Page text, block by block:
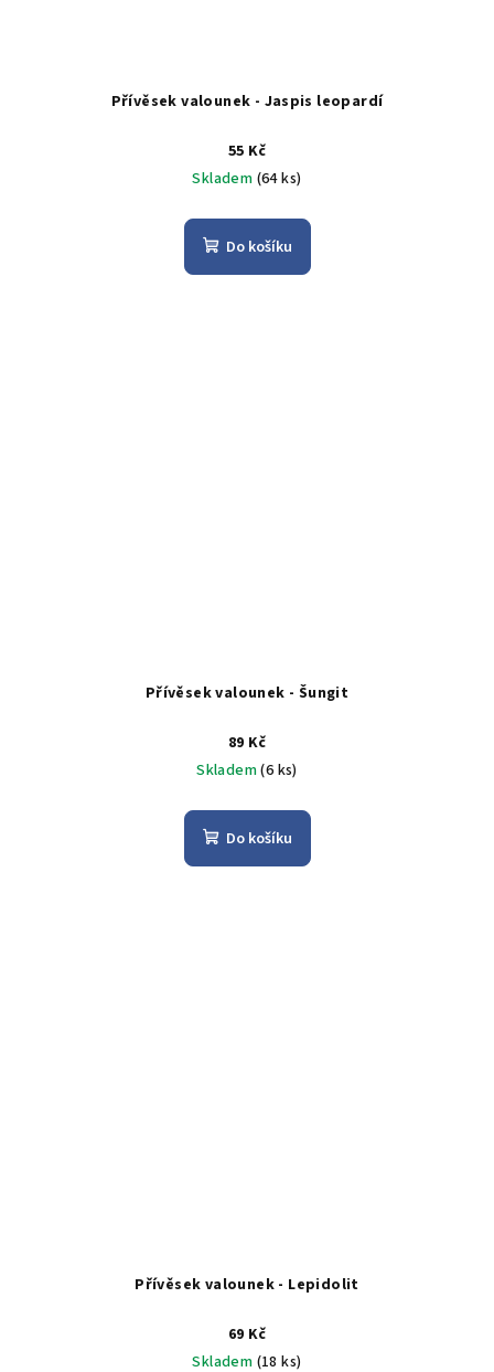
Přívěsek valounek - Jaspis leopardí
55 Kč
Skladem (64 ks)
Do košíku
Přívěsek valounek - Šungit
89 Kč
Skladem(6 ks)
Do košíku
Přívěsek valounek - Lepidolit
69 Kč
Skladem (18 ks)